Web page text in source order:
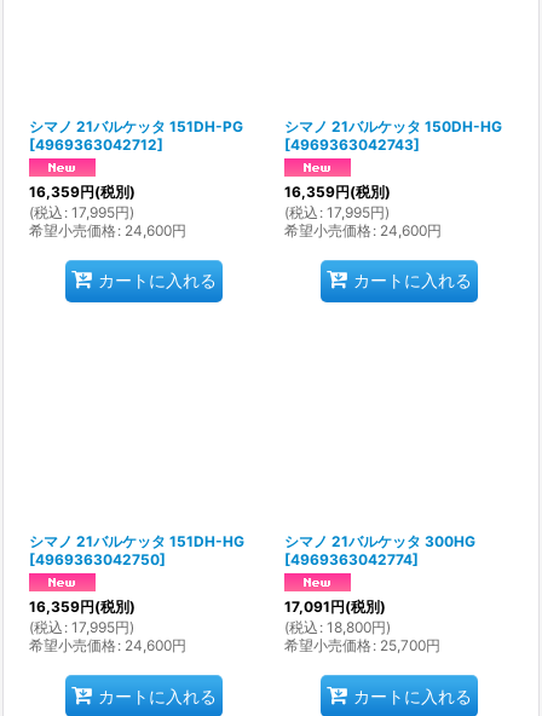
シマノ 21バルケッタ 151DH-PG
[4969363042712]
16,359円(税別)
(税込 : 17,995円)
希望小売価格: 24,600円
カートに入れる
シマノ 21バルケッタ 150DH-HG
[4969363042743]
16,359円(税別)
(税込 : 17,995円)
希望小売価格: 24,600円
カートに入れる
シマノ 21バルケッタ 151DH-HG
[4969363042750]
16,359円(税別)
(税込 : 17,995円)
希望小売価格: 24,600円
カートに入れる
シマノ 21バルケッタ 300HG
[4969363042774]
17,091円(税別)
(税込 : 18,800円)
希望小売価格: 25,700円
カートに入れる